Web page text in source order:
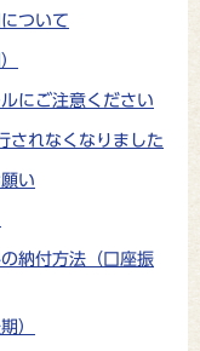
ついて
にご注意ください
されなくなりました
い
納付方法（口座振
）